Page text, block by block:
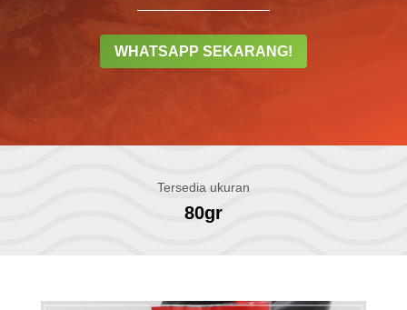
WHATSAPP SEKARANG!
Tersedia ukuran
80gr